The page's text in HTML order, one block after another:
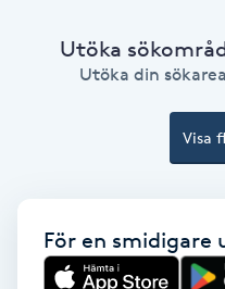
Fransar
Utöka
Utöka din
Visa
För en smidigare